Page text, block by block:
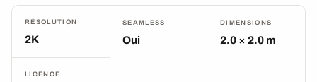
RÉSOLUTION
2K
SEAMLESS
Oui
DIMENSIONS
2.0 × 2.0 m
LICENCE